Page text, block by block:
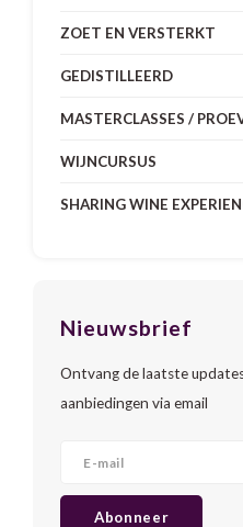
ZOET EN VERSTERKT
GEDISTILLEERD
MASTERCLASSES /
WIJNCURSUS
SHARING WINE
Nieuwsbrief
Ontvang de laatste
aanbiedingen via email
Abonneer